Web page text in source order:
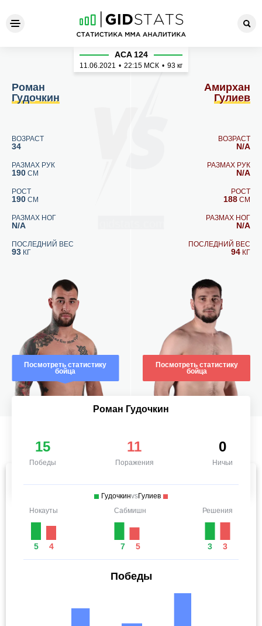
Роман Гудочкин - Амирхан
Роман
Гудочкин
ВОЗРАСТ
34
РАЗМАХ РУК
190 СМ
РОСТ
190 СМ
РАЗМАХ НОГ
N/A
ПОСЛЕДНИЙ ВЕС
93 КГ
Посмотреть статистику
бойца
ACA 124
11.06.2021 • 22:15 МСК • 93 кг
Амирхан
Гулиев
ВОЗРАСТ
N/A
РАЗМАХ РУК
N/A
РОСТ
188 СМ
РАЗМАХ НОГ
N/A
ПОСЛЕДНИЙ ВЕС
94 КГ
Посмотреть статистику
бойца
Роман Гудочкин
15
Победы
11
Поражения
0
Ничьи
ГудочкинvsГулиев
Нокауты
5 4
Сабмишн
7 5
Решения
3 3
Победы